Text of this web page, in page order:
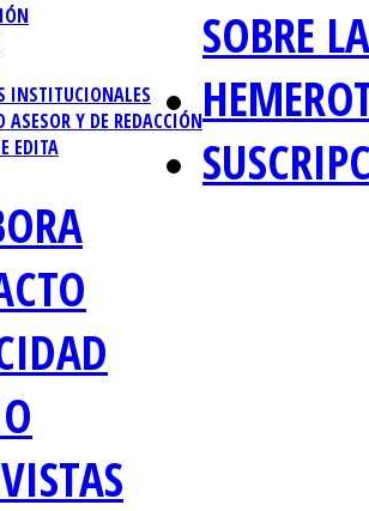
SOBRE
INSTITUCIONALES
ASESOR Y DE REDACCIÓN
EDITA